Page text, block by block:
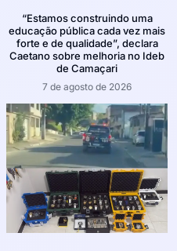
“Estamos construindo uma
educação pública cada vez mais
forte e de qualidade”, declara
Caetano sobre melhoria no Ideb
de Camaçari
7 de agosto de 2026